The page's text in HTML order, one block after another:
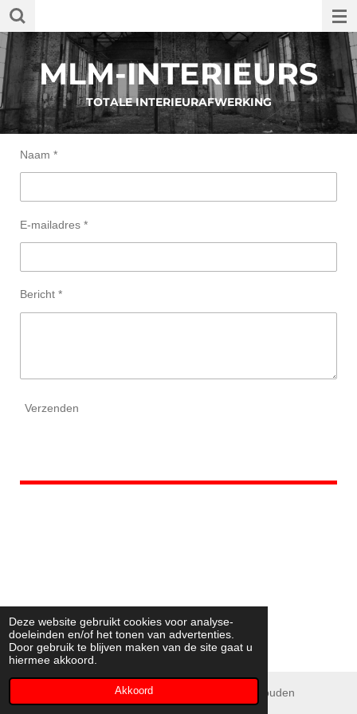
Deze website gebruikt cookies voor analyse-
doeleinden en/of het tonen van advertenties.
Door gebruik te blijven maken van de site gaat u
hiermee akkoord.
Akkoord
Ga
direct
naar
hoofdinhoud
MLM-INTERIEURS
TOTALE INTERIEURAFWERKING
Naam *
E-mailadres *
Bericht *
Verzenden
© MLM-INTERIEURS 2020 Alle rechten voorbehouden